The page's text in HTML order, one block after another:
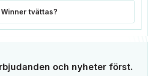
tvättas?
och nyheter först.